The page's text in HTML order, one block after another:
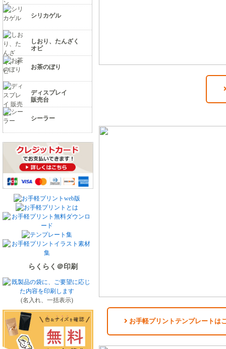
シリカゲル
しおり、たんざく
オビ
お茶のぼり
ディスプレイ
販売台
シーラー
らくらく＠印刷
(名入れ、一括表示)
お手軽プリントテンプレートは